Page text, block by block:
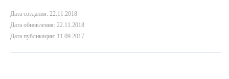
Дата создания: 22.11.2018
Дата обновления: 22.11.2018
Дата публикации: 11.09.2017